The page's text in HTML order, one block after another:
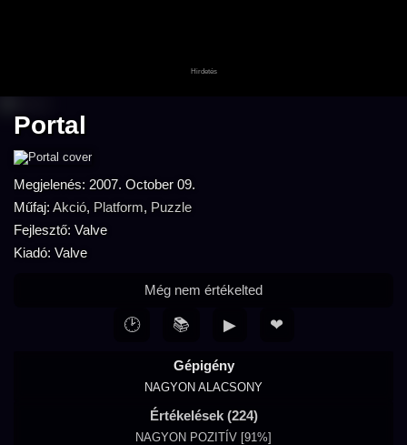
Portal
Megjelenés: 2007. October 09.
Műfaj: Akció, Platform, Puzzle
Fejlesztő: Valve
Kiadó: Valve
Gépigény
NAGYON ALACSONY
Értékelések (224)
NAGYON POZITÍV [91%]
Még nem értékelted
🕑 📚 ▶ ❤